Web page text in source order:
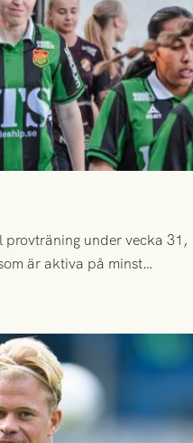
provträning under vecka 31,
är aktiva på minst